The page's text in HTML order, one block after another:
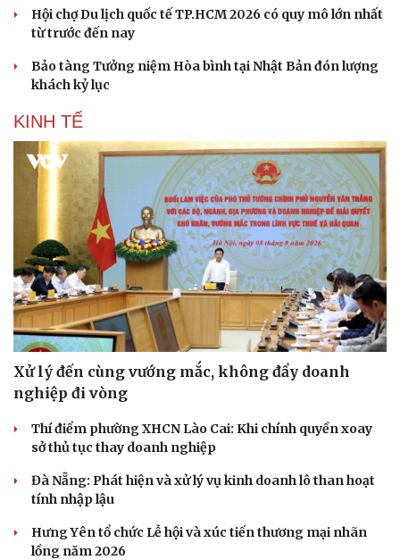
Hội chợ Du lịch quốc tế TP.HCM 2026 có quy mô lớn nhất
từ trước đến nay
Bảo tàng Tưởng niệm Hòa bình tại Nhật Bản đón lượng
khách kỷ lục
KINH TẾ
Xử lý đến cùng vướng mắc, không đẩy doanh
nghiệp đi vòng
Thí điểm phường XHCN Lào Cai: Khi chính quyền xoay
sở thủ tục thay doanh nghiệp
Đà Nẵng: Phát hiện và xử lý vụ kinh doanh lô than hoạt
tính nhập lậu
Hưng Yên tổ chức Lễ hội và xúc tiến thương mại nhãn
lồng năm 2026